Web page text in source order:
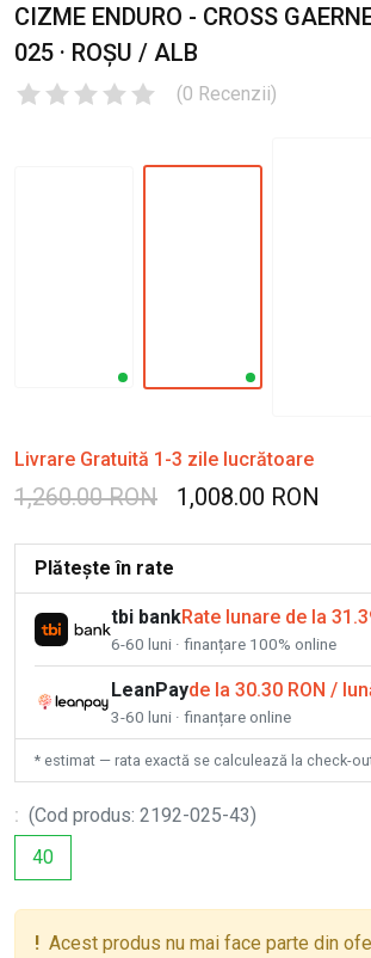
CIZME ENDURO - CROSS
025 · ROȘU / ALB
(0 Recenzii)
Livrare Gratuită 1-3 zile lucrătoare
1,260.00 RON 1,008.00 RON
Plătește în rate
tbi bankRate lunare de la
6-60 luni · finanțare 100% online
LeanPayde la 30.30 RON /
3-60 luni · finanțare online
* estimat — rata exactă se calculează la check-
: (Cod produs: 2192-025-43)
40
! Acest produs nu mai face parte din